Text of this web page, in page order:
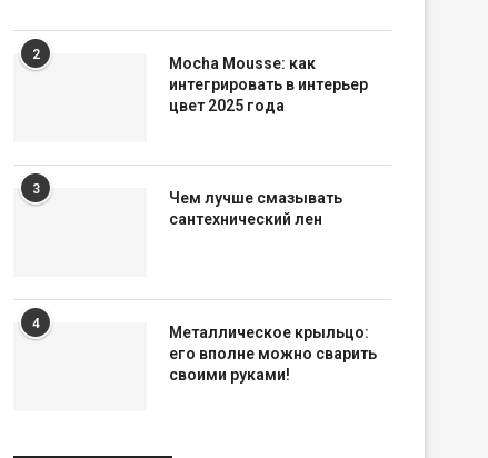
2
Mocha Mousse: как
интегрировать в интерьер
цвет 2025 года
3
Чем лучше смазывать
сантехнический лен
4
Металлическое крыльцо:
его вполне можно сварить
своими руками!